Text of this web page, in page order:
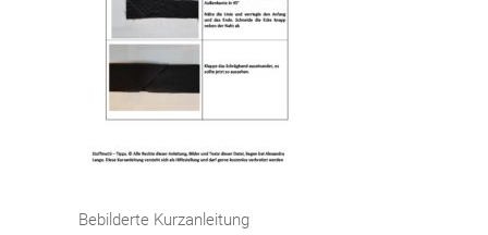
Bebilderte Kurzanleitung